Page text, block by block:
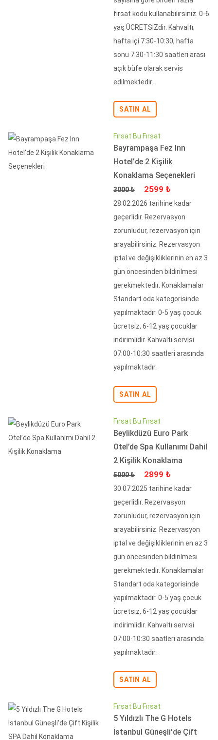
fırsat kodu kullanabilirsiniz. 0-6
yaş ÜCRETSİZdir. Kahvaltı;
hafta içi 7:30-10:30, hafta
sonu 7:30-11:30 saatleri arası
açık büfe olarak servis
edilmektedir.
SATIN AL
Fırsat Bu Fırsat
Bayrampaşa Fez Inn
Hotel'de 2 Kişilik
Konaklama Seçenekleri
Fiyat
3000 ₺ İndirimli Fiyat
2599 ₺
28.02.2026 tarihine kadar
geçerlidir. Rezervasyon
zorunludur, rezervasyon için
arayabilirsiniz. Rezervasyon
iptal ve değişikliklerinin en az 3
gün öncesinden bildirilmesi
gerekmektedir. Konaklamalar
Standart oda kategorisinde
yapılmaktadır. 0-5 yaş çocuk
ücretsiz, 6-12 yaş çocuklar
indirimlidir. Kahvaltı servisi
07:00-10:30 saatleri arasında
yapılmaktadır.
SATIN AL
Fırsat Bu Fırsat
Beylikdüzü Euro Park
Otel’de Spa Kullanımı Dahil
2 Kişilik Konaklama
Fiyat
5000 ₺ İndirimli Fiyat
2899 ₺
30.07.2025 tarihine kadar
geçerlidir. Rezervasyon
zorunludur, rezervasyon için
arayabilirsiniz. Rezervasyon
iptal ve değişikliklerinin en az 3
gün öncesinden bildirilmesi
gerekmektedir. Konaklamalar
Standart oda kategorisinde
yapılmaktadır. 0-5 yaş çocuk
ücretsiz, 6-12 yaş çocuklar
indirimlidir. Kahvaltı servisi
07:00-10:30 saatleri arasında
yapılmaktadır.
SATIN AL
Fırsat Bu Fırsat
5 Yıldızlı The G Hotels
İstanbul Güneşli'de Çift